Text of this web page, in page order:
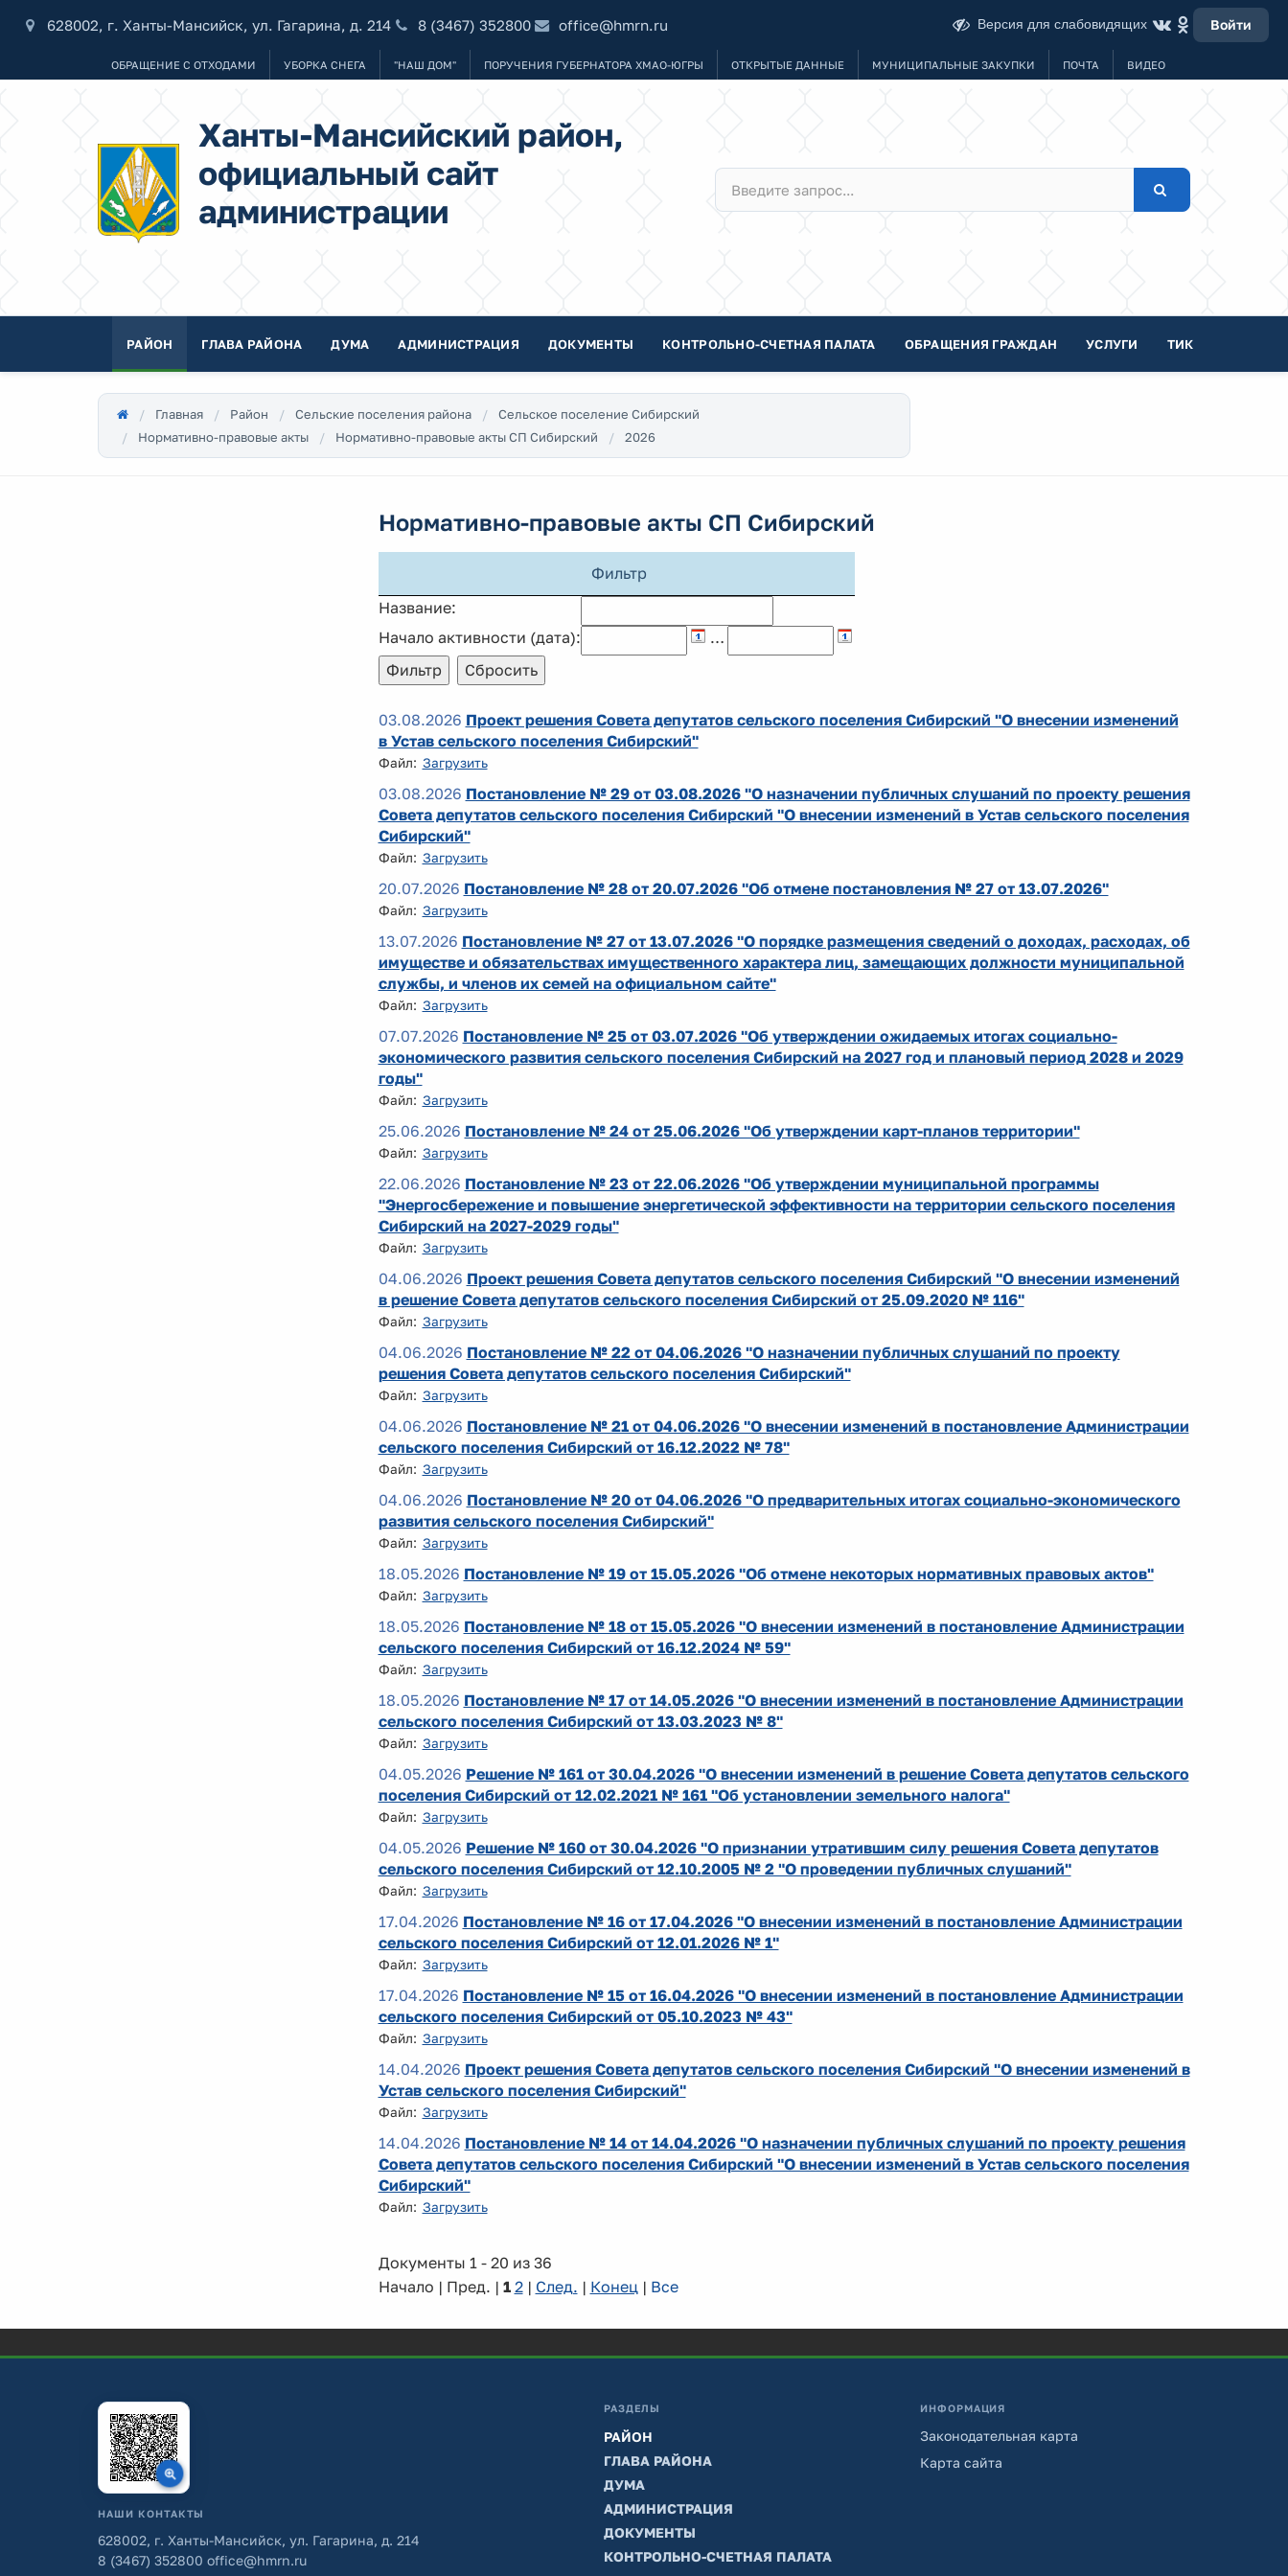
628002, г. Ханты-Мансийск, ул. Гагарина, д. 214 8 (3467) 352800 office@hmrn.ru Версия для слабовидящих Войти
ОБРАЩЕНИЕ С ОТХОДАМИ УБОРКА СНЕГА "НАШ ДОМ" ПОРУЧЕНИЯ ГУБЕРНАТОРА ХМАО-ЮГРЫ ОТКРЫТЫЕ ДАННЫЕ МУНИЦИПАЛЬНЫЕ ЗАКУПКИ ПОЧТА ВИДЕО
Ханты-Мансийский район,
официальный сайт
администрации
РАЙОН ГЛАВА РАЙОНА ДУМА АДМИНИСТРАЦИЯ ДОКУМЕНТЫ КОНТРОЛЬНО-СЧЕТНАЯ ПАЛАТА ОБРАЩЕНИЯ ГРАЖДАН УСЛУГИ ТИК
Главная Район Сельские поселения района
Сельское поселение Сибирский
Нормативно-правовые акты
Нормативно-правовые акты СП Сибирский 2026
Нормативно-правовые акты СП Сибирский
Фильтр
Название:
Начало активности (дата):
…
03.08.2026 Проект решения Совета депутатов сельского поселения Сибирский "О внесении изменений
в Устав сельского поселения Сибирский"
Файл: Загрузить
03.08.2026 Постановление № 29 от 03.08.2026 "О назначении публичных слушаний по проекту решения
Совета депутатов сельского поселения Сибирский "О внесении изменений в Устав сельского поселения
Сибирский"
Файл: Загрузить
20.07.2026 Постановление № 28 от 20.07.2026 "Об отмене постановления № 27 от 13.07.2026"
Файл: Загрузить
13.07.2026 Постановление № 27 от 13.07.2026 "О порядке размещения сведений о доходах, расходах, об
имуществе и обязательствах имущественного характера лиц, замещающих должности муниципальной
службы, и членов их семей на официальном сайте"
Файл: Загрузить
07.07.2026 Постановление № 25 от 03.07.2026 "Об утверждении ожидаемых итогах социально-
экономического развития сельского поселения Сибирский на 2027 год и плановый период 2028 и 2029
годы"
Файл: Загрузить
25.06.2026 Постановление № 24 от 25.06.2026 "Об утверждении карт-планов территории"
Файл: Загрузить
22.06.2026 Постановление № 23 от 22.06.2026 "Об утверждении муниципальной программы
"Энергосбережение и повышение энергетической эффективности на территории сельского поселения
Сибирский на 2027-2029 годы"
Файл: Загрузить
04.06.2026 Проект решения Совета депутатов сельского поселения Сибирский "О внесении изменений
в решение Совета депутатов сельского поселения Сибирский от 25.09.2020 № 116"
Файл: Загрузить
04.06.2026 Постановление № 22 от 04.06.2026 "О назначении публичных слушаний по проекту
решения Совета депутатов сельского поселения Сибирский"
Файл: Загрузить
04.06.2026 Постановление № 21 от 04.06.2026 "О внесении изменений в постановление Администрации
сельского поселения Сибирский от 16.12.2022 № 78"
Файл: Загрузить
04.06.2026 Постановление № 20 от 04.06.2026 "О предварительных итогах социально-экономического
развития сельского поселения Сибирский"
Файл: Загрузить
18.05.2026 Постановление № 19 от 15.05.2026 "Об отмене некоторых нормативных правовых актов"
Файл: Загрузить
18.05.2026 Постановление № 18 от 15.05.2026 "О внесении изменений в постановление Администрации
сельского поселения Сибирский от 16.12.2024 № 59"
Файл: Загрузить
18.05.2026 Постановление № 17 от 14.05.2026 "О внесении изменений в постановление Администрации
сельского поселения Сибирский от 13.03.2023 № 8"
Файл: Загрузить
04.05.2026 Решение № 161 от 30.04.2026 "О внесении изменений в решение Совета депутатов сельского
поселения Сибирский от 12.02.2021 № 161 "Об установлении земельного налога"
Файл: Загрузить
04.05.2026 Решение № 160 от 30.04.2026 "О признании утратившим силу решения Совета депутатов
сельского поселения Сибирский от 12.10.2005 № 2 "О проведении публичных слушаний"
Файл: Загрузить
17.04.2026 Постановление № 16 от 17.04.2026 "О внесении изменений в постановление Администрации
сельского поселения Сибирский от 12.01.2026 № 1"
Файл: Загрузить
17.04.2026 Постановление № 15 от 16.04.2026 "О внесении изменений в постановление Администрации
сельского поселения Сибирский от 05.10.2023 № 43"
Файл: Загрузить
14.04.2026 Проект решения Совета депутатов сельского поселения Сибирский "О внесении изменений в
Устав сельского поселения Сибирский"
Файл: Загрузить
14.04.2026 Постановление № 14 от 14.04.2026 "О назначении публичных слушаний по проекту решения
Совета депутатов сельского поселения Сибирский "О внесении изменений в Устав сельского поселения
Сибирский"
Файл: Загрузить
Документы 1 - 20 из 36
Начало | Пред. | 1 2| След. | Конец | Все
НАШИ КОНТАКТЫ
628002, г. Ханты-Мансийск, ул. Гагарина, д. 214
8 (3467) 352800 office@hmrn.ru
РАЗДЕЛЫ
РАЙОН
ГЛАВА РАЙОНА
ДУМА
АДМИНИСТРАЦИЯ
ДОКУМЕНТЫ
КОНТРОЛЬНО-СЧЕТНАЯ ПАЛАТА
ИНФОРМАЦИЯ
Законодательная карта
Карта сайта